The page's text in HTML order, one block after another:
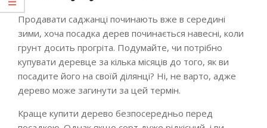
Продавати саджанці починають вже в середині
зими, хоча посадка дерев починається навесні, коли
грунт досить прогріта. Подумайте, чи потрібно
купувати деревце за кілька місяців до того, як ви
посадите його на своїй ділянці? Ні, не варто, адже
дерево може загинути за цей термін.
Краще купити дерево безпосередньо перед